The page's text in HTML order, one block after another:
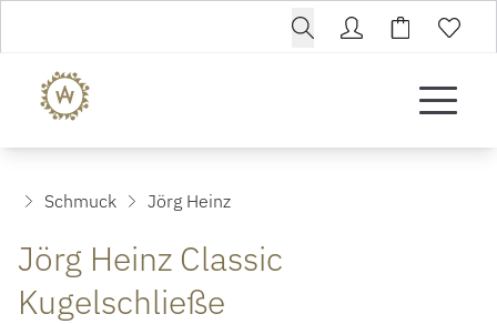
Schmuck Jörg Heinz
Jörg Heinz Classic
Kugelschließe